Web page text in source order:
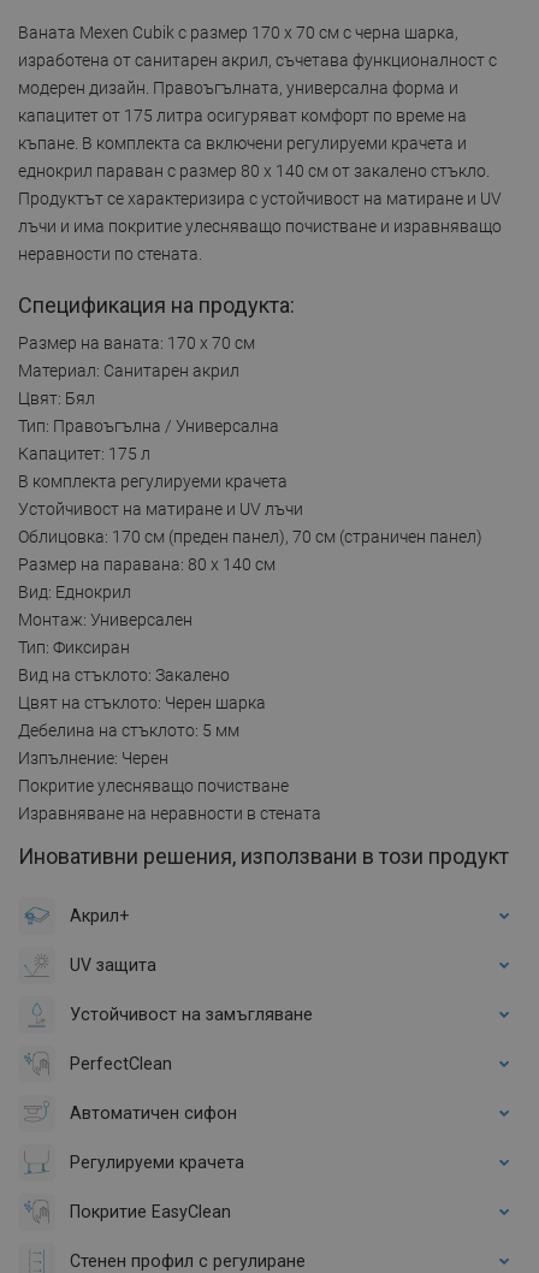
Ваната Mexen Cubik с размер 170 x 70 см с черна шарка,
изработена от санитарен акрил, съчетава функционалност с
модерен дизайн. Правоъгълната, универсална форма и
капацитет от 175 литра осигуряват комфорт по време на
къпане. В комплекта са включени регулируеми крачета и
еднокрил параван с размер 80 x 140 см от закалено стъкло.
Продуктът се характеризира с устойчивост на матиране и UV
лъчи и има покритие улесняващо почистване и изравняващо
неравности по стената.
Спецификация на продукта:
Размер на ваната: 170 x 70 см
Материал: Санитарен акрил
Цвят: Бял
Тип: Правоъгълна / Универсална
Капацитет: 175 л
В комплекта регулируеми крачета
Устойчивост на матиране и UV лъчи
Облицовка: 170 см (преден панел), 70 см (страничен панел)
Размер на паравана: 80 x 140 см
Вид: Еднокрил
Монтаж: Универсален
Тип: Фиксиран
Вид на стъклото: Закалено
Цвят на стъклото: Черен шарка
Дебелина на стъклото: 5 мм
Изпълнение: Черен
Покритие улесняващо почистване
Изравняване на неравности в стената
Иновативни решения, използвани в този продукт
Акрил+
UV защита
Устойчивост на замъгляване
PerfectClean
Автоматичен сифон
Регулируеми крачета
Покритие EasyClean
Стенен профил с регулиране